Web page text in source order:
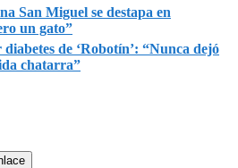
San Miguel se destapa en
un gato”
diabetes de ‘Robotín’: “Nunca dejó
chatarra”